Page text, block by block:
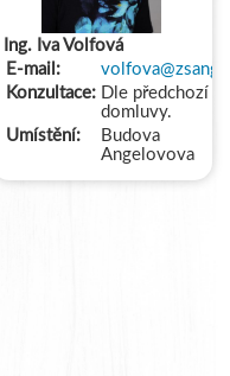
Ing. Iva Volfová
E-mail:
Konzultace: Dle předchozí
domluvy.
Umístění:
Budova
Angelovova